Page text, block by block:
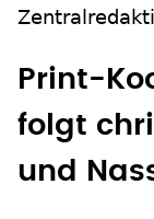
Print-
folgt
und